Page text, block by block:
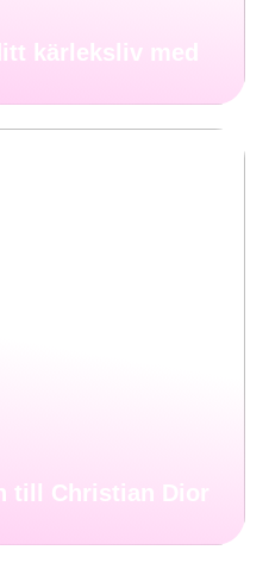
kärleksliv med
till Christian Dior